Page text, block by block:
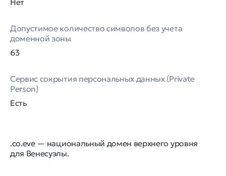
Нет
Допустимое количество символов без учета
доменной зоны
63
Сервис сокрытия персональных данных (Private
Person)
Есть
.co.eve — национальный домен верхнего уровня
для Венесуэлы.